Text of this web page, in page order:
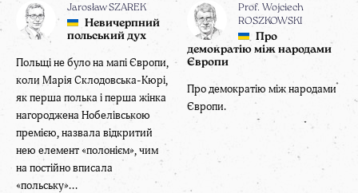
Jarosław SZAREK
Невичерпний
польський дух
Польщі не було на мапі Європи,
коли Марія Склодовська-Кюрі,
як перша полька і перша жінка
нагороджена Нобелівською
премією, назвала відкритий
нею елемент «полонієм», чим
на постійно вписала
«польську»...
Prof. Wojciech
ROSZKOWSKI
Про
демократію між народами
Європи
Про демократію між народами
Європи.